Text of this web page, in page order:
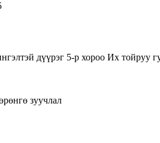
дүүрэг 5-р хороо Их
зуучлал